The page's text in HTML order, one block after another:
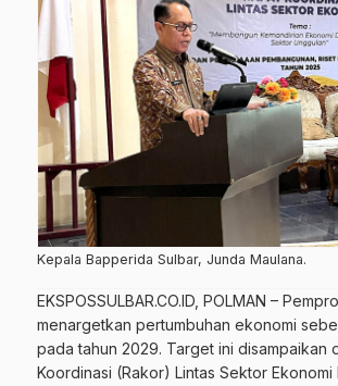
Kepala Bapperida Sulbar, Junda Maulana.
EKSPOSSULBAR.CO.ID, POLMAN –
menargetkan pertumbuhan ekonomi
pada tahun 2029. Target ini disampaikan
Koordinasi (Rakor) Lintas Sektor Ekonomi